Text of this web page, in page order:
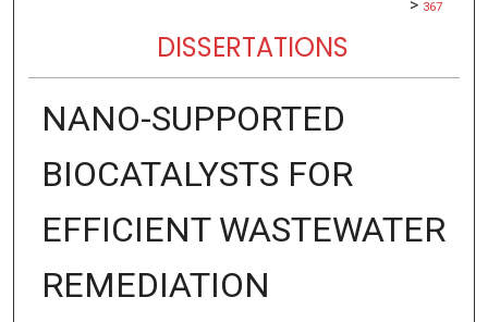
> 367
DISSERTATIONS
NANO-SUPPORTED
BIOCATALYSTS FOR
EFFICIENT WASTEWATER
REMEDIATION